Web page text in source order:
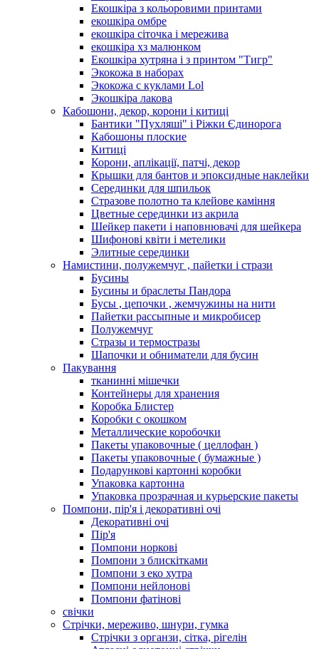
Екошкіра з кольоровими принтами
екошкіра омбре
екошкіра сіточка і мережива
екошкіра хз малюнком
Екошкіра хутряна і з принтом "Тигр"
Экокожа в наборах
Экокожа с куклами Lol
Экошкiра лакова
Кабошони, декор, корони і китиці
Бантики "Пухляші" і Ріжки Єдинорога
Кабошоны плоские
Китиці
Корони, аплікації, патчі, декор
Крышки для бантов и эпоксидные наклейки
Серединки для шпильок
Стразове полотно та клейове каміння
Цветные серединки из акрила
Шейкер пакети і наповнювачі для шейкера
Шифонові квіти і метелики
Элитные серединки
Намистини, полужемчуг , пайетки і стрази
Бусины
Бусины и браслеты Пандора
Бусы , цепочки , жемчужины на нити
Пайетки рассыпные и микробисер
Полужемчуг
Стразы и термостразы
Шапочки и обниматели для бусин
Пакування
тканинні мішечки
Контейнеры для хранения
Коробка Блистер
Коробки с окошком
Металлические коробочки
Пакеты упаковочные ( целлофан )
Пакеты упаковочные ( бумажные )
Подарункові картонні коробки
Упаковка картонна
Упаковка прозрачная и курьерские пакеты
Помпони, пір'я і декоративні очі
Декоративні очі
Пір'я
Помпони норкові
Помпони з блискітками
Помпони з еко хутра
Помпони нейлонові
Помпони фатінові
свічки
Стрічки, мереживо, шнури, гумка
Стрічки з органзи, сітка, рігелін